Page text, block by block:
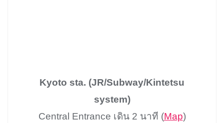
Kyoto sta. (JR/Subway/Kintetsu
system)
Central Entrance เดิน 2 นาที (Map)